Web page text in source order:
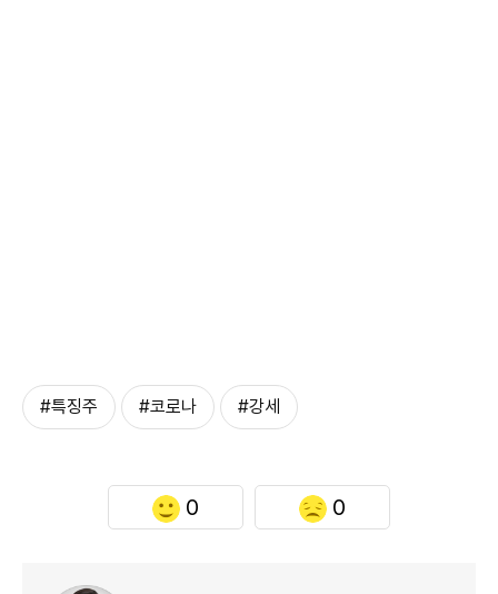
#특징주 #코로나 #강세
0 0